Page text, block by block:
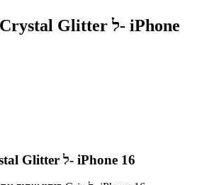
כיסוי Grip Case Crystal Glitter ל- iPhone 16